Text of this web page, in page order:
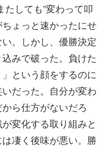
しても”変わって叩
ょっと速かったにせ
。しかし、優勝決定
みで破った。負けた
という顔をするのに
だった。自分が変わ
ら仕方がないだろ
変化する取り組みと
凄く後味が悪い。勝